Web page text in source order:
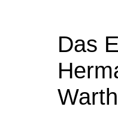
Das